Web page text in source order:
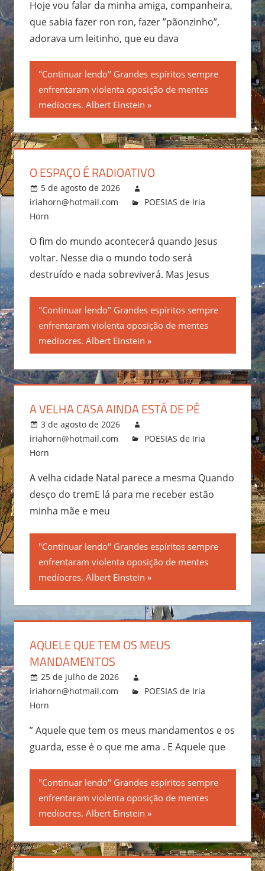
Hoje vou falar da minha amiga, companheira,
que sabia fazer ron ron, fazer ”pãonzinho”,
adorava um leitinho, que eu dava
"Continuar lendo" Grandes espíritos sempre
enfrentaram violenta oposição de mentes
medíocres. Albert Einstein
O ESPAÇO É RADIOATIVO
5 de agosto de 2026
iriahorn@hotmail.com
POESIAS de Iria
Horn
O fim do mundo acontecerá quando Jesus
voltar. Nesse dia o mundo todo será
destruído e nada sobreviverá. Mas Jesus
"Continuar lendo" Grandes espíritos sempre
enfrentaram violenta oposição de mentes
medíocres. Albert Einstein
A VELHA CASA AINDA ESTÁ DE PÉ
3 de agosto de 2026
iriahorn@hotmail.com
POESIAS de Iria
Horn
A velha cidade Natal parece a mesma Quando
desço do tremE lá para me receber estão
minha mãe e meu
"Continuar lendo" Grandes espíritos sempre
enfrentaram violenta oposição de mentes
medíocres. Albert Einstein
AQUELE QUE TEM OS MEUS
MANDAMENTOS
25 de julho de 2026
iriahorn@hotmail.com
POESIAS de Iria
Horn
” Aquele que tem os meus mandamentos e os
guarda, esse é o que me ama . E Aquele que
"Continuar lendo" Grandes espíritos sempre
enfrentaram violenta oposição de mentes
medíocres. Albert Einstein